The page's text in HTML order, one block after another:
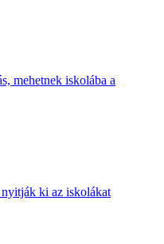
mehetnek iskolába a
ki az iskolákat